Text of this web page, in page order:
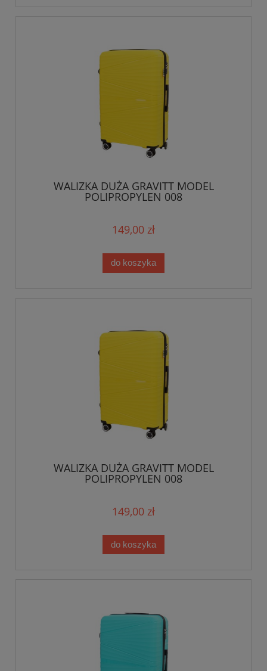
WALIZKA DUŻA GRAVITT MODEL
POLIPROPYLEN 008
149,00 zł
do koszyka
WALIZKA DUŻA GRAVITT MODEL
POLIPROPYLEN 008
149,00 zł
do koszyka